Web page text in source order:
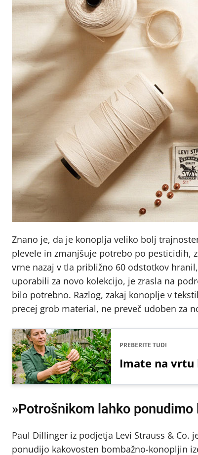
Znano je, da je konoplja veliko bolj
plevele in zmanjšuje potrebo po pesticidih,
vrne nazaj v tla približno 60 odstotkov
uporabili za novo kolekcijo, je zrasla na
bilo potrebno. Razlog, zakaj konoplje v
precej grob material, ne preveč udoben za
PREBERITE TUDI
Imate na vrtu
»Potrošnikom lahko
Paul Dillinger iz podjetja Levi Strauss &
ponudijo kakovosten bombažno-konopljin